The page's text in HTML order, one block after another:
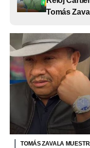
Tomás
TOMÁS ZAVALA